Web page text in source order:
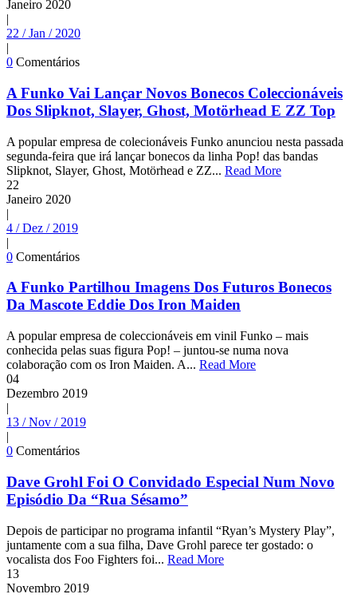
Janeiro 2020
|
22 / Jan / 2020
|
0 Comentários
A Funko Vai Lançar Novos Bonecos Coleccionáveis
Dos Slipknot, Slayer, Ghost, Motörhead E ZZ Top
A popular empresa de colecionáveis Funko anunciou nesta passada
segunda-feira que irá lançar bonecos da linha Pop! das bandas
Slipknot, Slayer, Ghost, Motörhead e ZZ... Read More
22
Janeiro 2020
|
4 / Dez / 2019
|
0 Comentários
A Funko Partilhou Imagens Dos Futuros Bonecos
Da Mascote Eddie Dos Iron Maiden
A popular empresa de coleccionáveis em vinil Funko – mais
conhecida pelas suas figura Pop! – juntou-se numa nova
colaboração com os Iron Maiden. A... Read More
04
Dezembro 2019
|
13 / Nov / 2019
|
0 Comentários
Dave Grohl Foi O Convidado Especial Num Novo
Episódio Da “Rua Sésamo”
Depois de participar no programa infantil “Ryan’s Mystery Play”,
juntamente com a sua filha, Dave Grohl parece ter gostado: o
vocalista dos Foo Fighters foi... Read More
13
Novembro 2019